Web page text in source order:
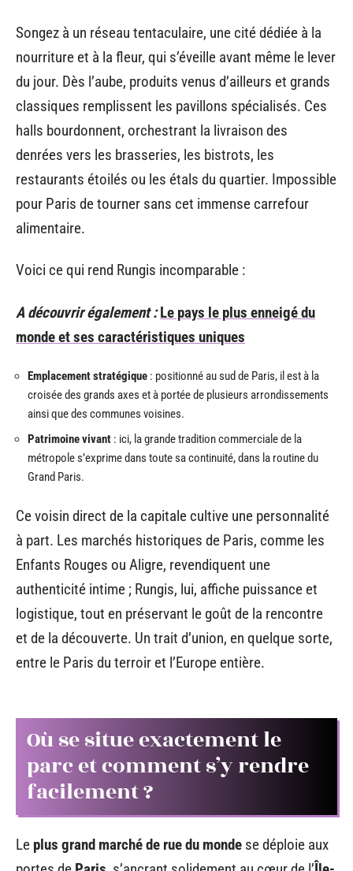
Songez à un réseau tentaculaire, une cité dédiée à la
nourriture et à la fleur, qui s’éveille avant même le lever
du jour. Dès l’aube, produits venus d’ailleurs et grands
classiques remplissent les pavillons spécialisés. Ces
halls bourdonnent, orchestrant la livraison des
denrées vers les brasseries, les bistrots, les
restaurants étoilés ou les étals du quartier. Impossible
pour Paris de tourner sans cet immense carrefour
alimentaire.
Voici ce qui rend Rungis incomparable :
A découvrir également : Le pays le plus enneigé du
monde et ses caractéristiques uniques
Emplacement stratégique : positionné au sud de Paris, il est à la
croisée des grands axes et à portée de plusieurs arrondissements
ainsi que des communes voisines.
Patrimoine vivant : ici, la grande tradition commerciale de la
métropole s’exprime dans toute sa continuité, dans la routine du
Grand Paris.
Ce voisin direct de la capitale cultive une personnalité
à part. Les marchés historiques de Paris, comme les
Enfants Rouges ou Aligre, revendiquent une
authenticité intime ; Rungis, lui, affiche puissance et
logistique, tout en préservant le goût de la rencontre
et de la découverte. Un trait d’union, en quelque sorte,
entre le Paris du terroir et l’Europe entière.
Où se situe exactement le
parc et comment s’y rendre
facilement ?
Le plus grand marché de rue du monde se déploie aux